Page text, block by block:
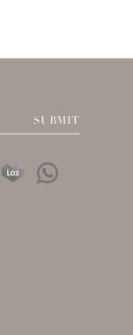
SUBMIT